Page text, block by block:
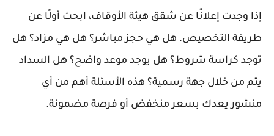
إذا وجدت إعلانًا عن شقق هيئة الأوقاف، ابحث أولًا عن
طريقة التخصيص. هل هي حجز مباشر؟ هل هي مزاد؟ هل
توجد كراسة شروط؟ هل يوجد موعد واضح؟ هل السداد
يتم من خلال جهة رسمية؟ هذه الأسئلة أهم من أي
منشور يعدك بسعر منخفض أو فرصة مضمونة.